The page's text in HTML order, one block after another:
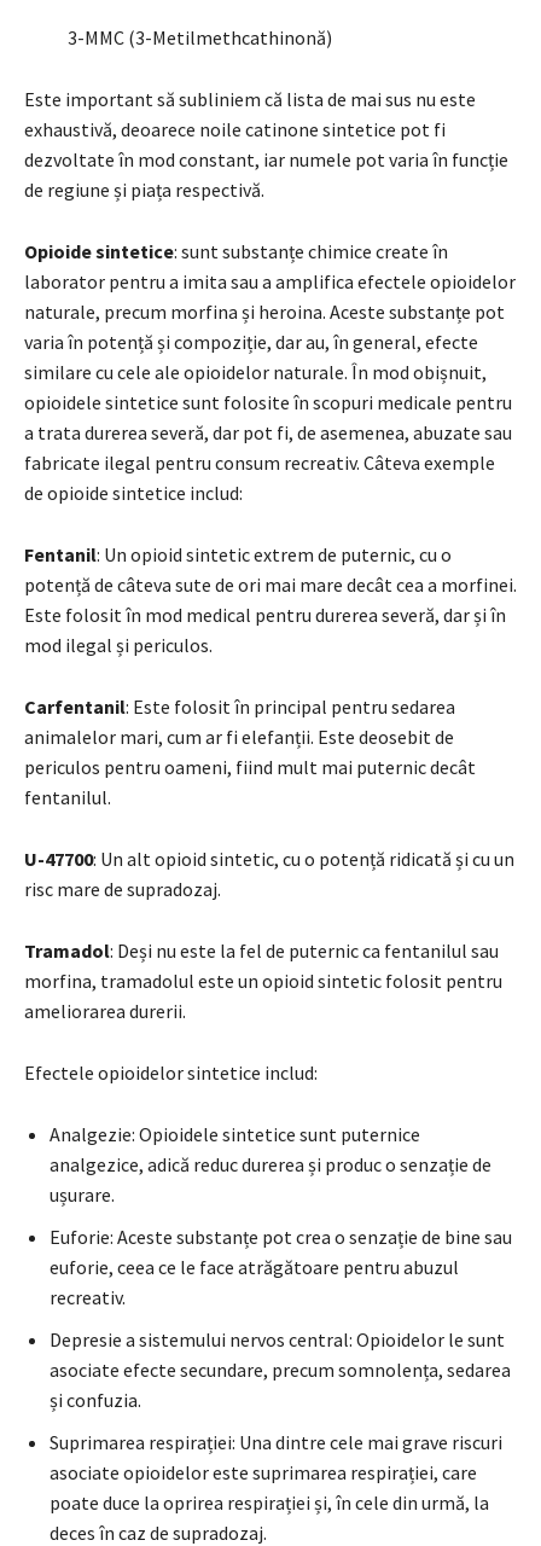
3-MMC (3-Metilmethcathinonă)
Este important să subliniem că lista de mai sus nu este
exhaustivă, deoarece noile catinone sintetice pot fi
dezvoltate în mod constant, iar numele pot varia în funcție
de regiune și piața respectivă.
Opioide sintetice: sunt substanțe chimice create în
laborator pentru a imita sau a amplifica efectele opioidelor
naturale, precum morfina și heroina. Aceste substanțe pot
varia în potență și compoziție, dar au, în general, efecte
similare cu cele ale opioidelor naturale. În mod obișnuit,
opioidele sintetice sunt folosite în scopuri medicale pentru
a trata durerea severă, dar pot fi, de asemenea, abuzate sau
fabricate ilegal pentru consum recreativ. Câteva exemple
de opioide sintetice includ:
Fentanil: Un opioid sintetic extrem de puternic, cu o
potență de câteva sute de ori mai mare decât cea a morfinei.
Este folosit în mod medical pentru durerea severă, dar și în
mod ilegal și periculos.
Carfentanil: Este folosit în principal pentru sedarea
animalelor mari, cum ar fi elefanții. Este deosebit de
periculos pentru oameni, fiind mult mai puternic decât
fentanilul.
U-47700: Un alt opioid sintetic, cu o potență ridicată și cu un
risc mare de supradozaj.
Tramadol: Deși nu este la fel de puternic ca fentanilul sau
morfina, tramadolul este un opioid sintetic folosit pentru
ameliorarea durerii.
Efectele opioidelor sintetice includ:
Analgezie: Opioidele sintetice sunt puternice
analgezice, adică reduc durerea și produc o senzație de
ușurare.
Euforie: Aceste substanțe pot crea o senzație de bine sau
euforie, ceea ce le face atrăgătoare pentru abuzul
recreativ.
Depresie a sistemului nervos central: Opioidelor le sunt
asociate efecte secundare, precum somnolența, sedarea
și confuzia.
Suprimarea respirației: Una dintre cele mai grave riscuri
asociate opioidelor este suprimarea respirației, care
poate duce la oprirea respirației și, în cele din urmă, la
deces în caz de supradozaj.